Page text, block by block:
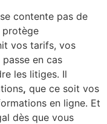
contente pas de
protège
vos tarifs, vos
en cas
les litiges. Il
, que ce soit vos
en ligne. Et
dès que vous